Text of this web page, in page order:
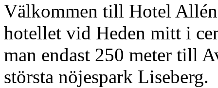
Välkommen till Hotel
hotellet vid Heden mitt i
man endast 250 meter till
största nöjespark Liseberg.